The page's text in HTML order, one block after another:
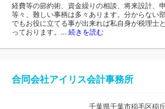
経費等の節約術、資金繰りの相談、将来設計、
等々、難しい事柄は多々あります。分からない
でもお役に立てる事が出来れば私自身が税理士
っております。… 続きを読む
合同会社アイリス会計事務所
千葉県千葉市稲毛区稲